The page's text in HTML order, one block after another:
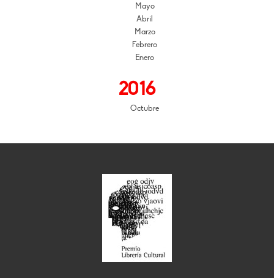
Mayo
Abril
Marzo
Febrero
Enero
2016
Octubre